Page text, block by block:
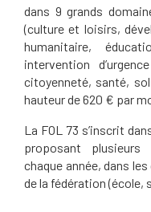
dans 9 grands
(culture et loisirs,
humanitaire,
intervention
citoyenneté, santé,
hauteur de 620 € par
La FOL 73 s’inscrit
proposant
chaque année, dans
de la fédération (école,